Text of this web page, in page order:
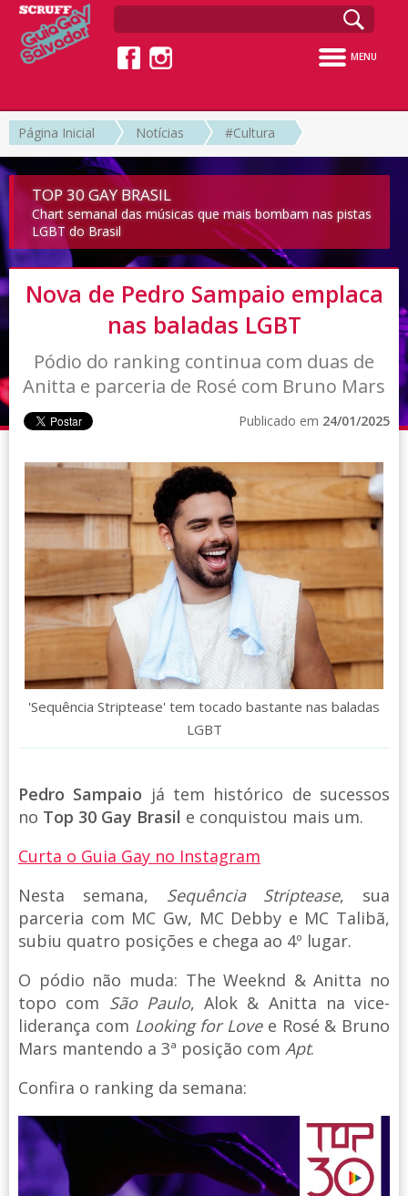
MENU
Página Inicial Notícias #Cultura
TOP 30 GAY BRASIL
Chart semanal das músicas que mais bombam nas pistas
LGBT do Brasil
Nova de Pedro Sampaio emplaca
nas baladas LGBT
Pódio do ranking continua com duas de
Anitta e parceria de Rosé com Bruno Mars
Publicado em 24/01/2025
'Sequência Striptease' tem tocado bastante nas baladas
LGBT
Pedro Sampaio já tem histórico de sucessos
no Top 30 Gay Brasil e conquistou mais um.
Curta o Guia Gay no Instagram
Nesta semana, Sequência Striptease, sua
parceria com MC Gw, MC Debby e MC Talibã,
subiu quatro posições e chega ao 4º lugar.
O pódio não muda: The Weeknd & Anitta no
topo com São Paulo, Alok & Anitta na vice-
liderança com Looking for Lovee Rosé & Bruno
Mars mantendo a 3ª posição com Apt.
Confira o ranking da semana: